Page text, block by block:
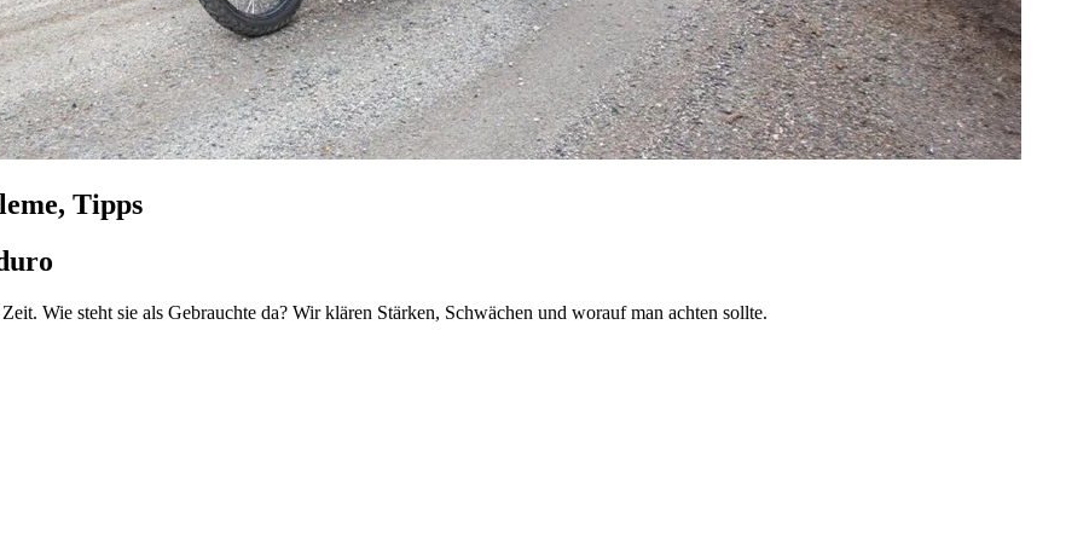
Tipps
Wie steht sie als Gebrauchte da? Wir klären Stärken, Schwächen und worauf man achten sollte.